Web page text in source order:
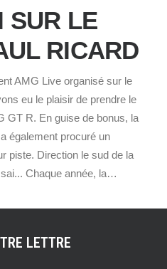
SUR LE
RICARD
AMG Live organisé sur le
eu le plaisir de prendre le
GT R. En guise de bonus, la
également procuré un
piste. Direction le sud de la
Chaque année, la…
LETTRE